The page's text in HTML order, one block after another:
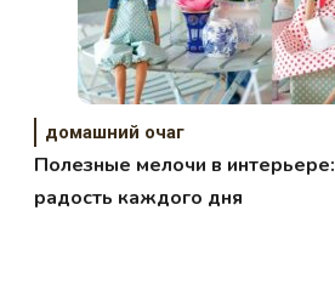
домашний очаг
Полезные мелочи в интерьере:
радость каждого дня